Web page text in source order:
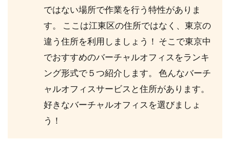
ではない場所で作業を行う特性がありま
す。 ここは江東区の住所ではなく、東京の
違う住所を利用しましょう！ そこで東京中
でおすすめのバーチャルオフィスをランキ
ング形式で５つ紹介します。 色んなバーチ
ャルオフィスサービスと住所があります。
好きなバーチャルオフィスを選びましょ
う！